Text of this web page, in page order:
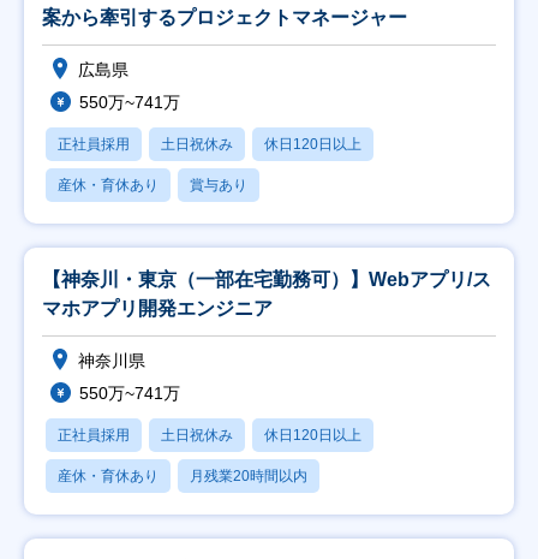
案から牽引するプロジェクトマネージャー
広島県
550万~741万
正社員採用 土日祝休み 休日120日以上
産休・育休あり 賞与あり
【神奈川・東京（一部在宅勤務可）】Webアプリ/ス
マホアプリ開発エンジニア
神奈川県
550万~741万
正社員採用 土日祝休み 休日120日以上
産休・育休あり 月残業20時間以内